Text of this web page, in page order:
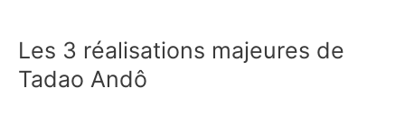
Les 3 réalisations majeures de
Tadao Andô